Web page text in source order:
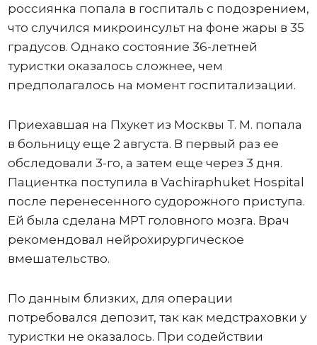
россиянка попала в госпиталь с подозрением,
что случился микроинсульт на фоне жары в 35
градусов. Однако состояние 36-летней
туристки оказалось сложнее, чем
предполагалось на момент госпитализации.
Приехавшая на Пхукет из Москвы Т. М. попала
в больницу еще 2 августа. В первый раз ее
обследовали 3-го, а затем еще через 3 дня.
Пациентка поступила в Vachiraphuket Hospital
после перенесенного судорожного приступа.
Ей была сделана МРТ головного мозга. Врач
рекомендовал нейрохирургическое
вмешательство.
По данным близких, для операции
потребовался депозит, так как медстраховки у
туристки не оказалось. При содействии